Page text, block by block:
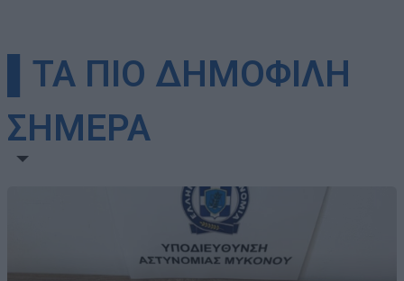
▌ΤΑ ΠΙΟ ΔΗΜΟΦΙΛΗ
ΣΗΜΕΡΑ